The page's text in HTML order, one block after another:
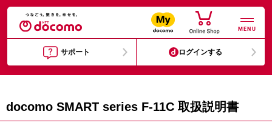
MENU
サポート ログインする
docomo SMART series F-11C 取扱説明書